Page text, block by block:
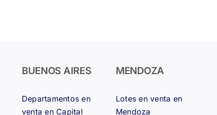
BUENOS AIRES
Departamentos en
venta en Capital
MENDOZA
Lotes en venta en
Mendoza